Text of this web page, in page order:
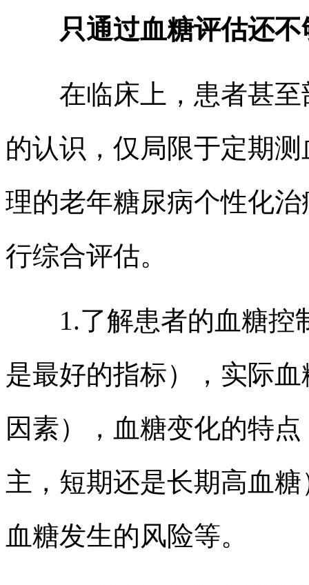
只通过血糖评估还不
在临床上，患者甚至
的认识，仅局限于定期
理的老年糖尿病个性化
行综合评估。
1.了解患者的血糖控
是最好的指标），实际
因素），血糖变化的特
主，短期还是长期高血
血糖发生的风险等。